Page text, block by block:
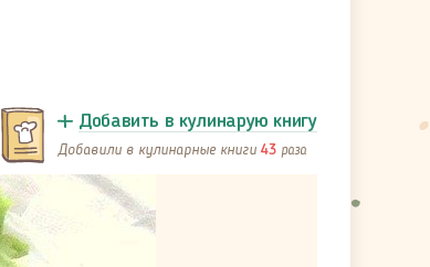
Добавить в кулинарую книгу
Добавили в кулинарные книги 43 раза